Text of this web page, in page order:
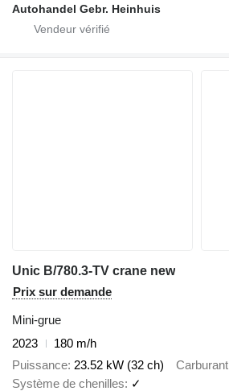
Autohandel Gebr. Heinhuis
Unic B/780.3-TV crane new
Prix sur demande
Mini-grue
2023
180 m/h
Puissance 23.52 kW (32 ch) Carburant
Système de chenilles
✓